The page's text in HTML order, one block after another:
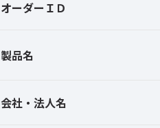
オーダーＩＤ
製品名
会社・法人名